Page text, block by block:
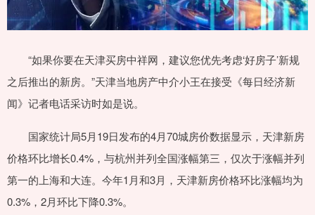
“如果你要在天津买房中祥网，建议您优先考虑‘好房子’新规
之后推出的新房。”天津当地房产中介小王在接受《每日经济新
闻》记者电话采访时如是说。
国家统计局5月19日发布的4月70城房价数据显示，天津新房
价格环比增长0.4%，与杭州并列全国涨幅第三，仅次于涨幅并列
第一的上海和大连。今年1月和3月，天津新房价格环比涨幅均为
0.3%，2月环比下降0.3%。